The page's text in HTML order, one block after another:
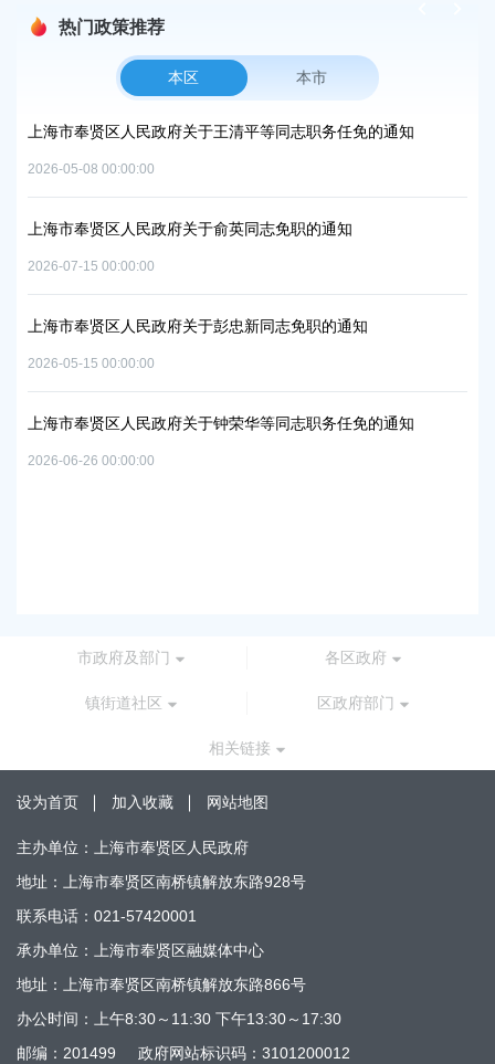
热门政策推荐
本区 本市
海市奉贤区人民政府关于王清平等同志职务任免的通知
05-08 00:00:00
海市奉贤区人民政府关于俞英同志免职的通知
07-15 00:00:00
海市奉贤区人民政府关于彭忠新同志免职的通知
05-15 00:00:00
海市奉贤区人民政府关于钟荣华等同志职务任免的通知
06-26 00:00:00
2026-06-
市政府及部门 各区政府
镇街道社区 区政府部门
相关链接
设为首页 加入收藏 网站地图
主办单位：上海市奉贤区人民政府
地址：上海市奉贤区南桥镇解放东路928号
联系电话：021-57420001
承办单位：上海市奉贤区融媒体中心
地址：上海市奉贤区南桥镇解放东路866号
办公时间：上午8:30～11:30 下午13:30～17:30
邮编：201499
政府网站标识码：3101200012